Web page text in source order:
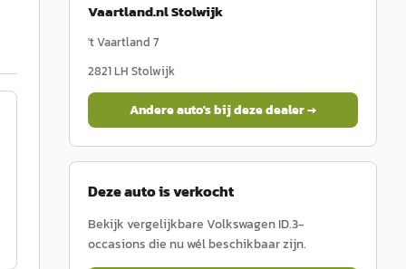
Vaartland.nl Stolwijk
't Vaartland 7
2821 LH Stolwijk
Andere auto's bij deze dealer →
Deze auto is verkocht
Bekijk vergelijkbareVolkswagenID.3-
occasions die nu wél beschikbaar zijn.